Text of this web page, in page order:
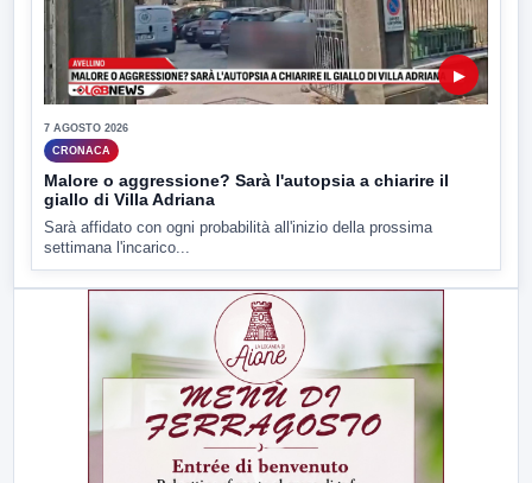
▶
7 AGOSTO 2026
CRONACA
Malore o aggressione? Sarà l'autopsia a chiarire il
giallo di Villa Adriana
Sarà affidato con ogni probabilità all'inizio della prossima
settimana l'incarico...